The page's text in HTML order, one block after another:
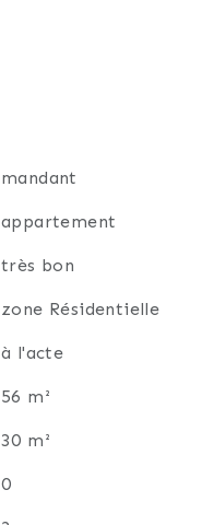
mandant
appartement
très bon
zone Résidentielle
à l'acte
56 m²
30 m²
0